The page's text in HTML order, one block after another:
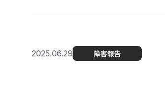
2025.06.29 障害報告